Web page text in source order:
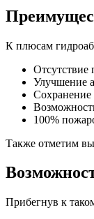
К плюсам
Отсутствие
Улучшение
Сохранение
100%
Также отметим
Прибегнув к